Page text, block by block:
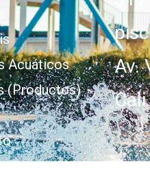
Acuáticos
(Productos)
Av.